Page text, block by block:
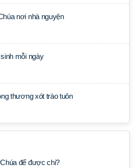
nơi nhà nguyện
mỗi ngày
thương xót trào tuôn
để được chi?